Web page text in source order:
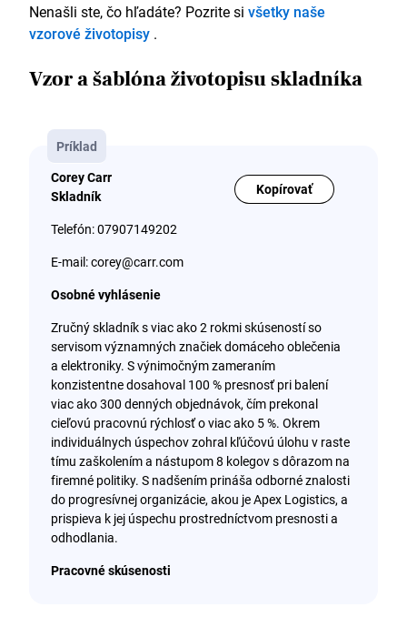
Nenašli ste, čo hľadáte? Pozrite si všetky naše
vzorové životopisy .
Vzor a šablóna životopisu skladníka
Príklad
Kopírovať
Corey Carr
Skladník
Telefón: 07907149202
E-mail: corey@carr.com
Osobné vyhlásenie
Zručný skladník s viac ako 2 rokmi skúseností so
servisom významných značiek domáceho oblečenia
a elektroniky. S výnimočným zameraním
konzistentne dosahoval 100 % presnosť pri balení
viac ako 300 denných objednávok, čím prekonal
cieľovú pracovnú rýchlosť o viac ako 5 %. Okrem
individuálnych úspechov zohral kľúčovú úlohu v raste
tímu zaškolením a nástupom 8 kolegov s dôrazom na
firemné politiky. S nadšením prináša odborné znalosti
do progresívnej organizácie, akou je Apex Logistics, a
prispieva k jej úspechu prostredníctvom presnosti a
odhodlania.
Pracovné skúsenosti